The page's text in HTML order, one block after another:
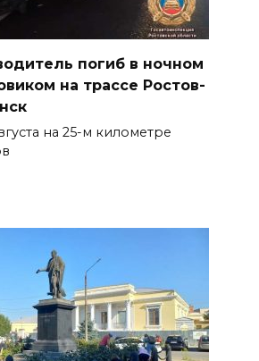
погиб в ночном
на трассе Ростов-
на 25-м километре